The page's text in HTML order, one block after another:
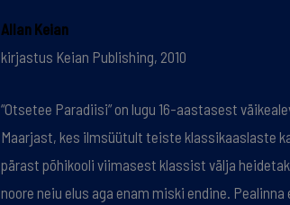
Allan Keian
kirjastus Keian Publishing, 2010
“Otsetee Paradiisi” on lugu 16-aastasest
Maarjast, kes ilmsüütult teiste klassikaaslaste
pärast põhikooli viimasest klassist välja
noore neiu elus aga enam miski endine. Pealinna